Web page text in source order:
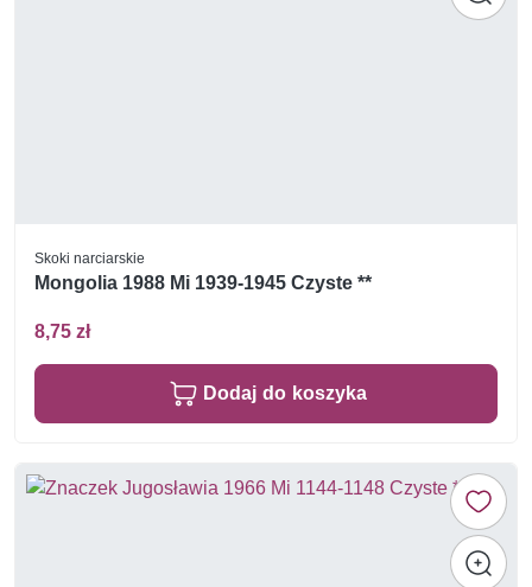
Skoki narciarskie
Mongolia 1988 Mi 1939-1945 Czyste **
8,75 zł
Dodaj do koszyka